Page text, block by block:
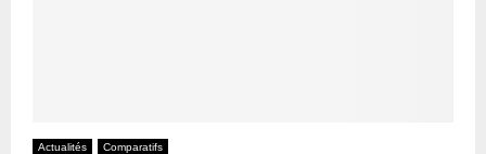
Actualités Comparatifs